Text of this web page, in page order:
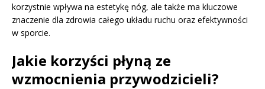
korzystnie wpływa na estetykę nóg, ale także ma kluczowe
znaczenie dla zdrowia całego układu ruchu oraz efektywności
w sporcie.
Jakie korzyści płyną ze
wzmocnienia przywodzicieli?